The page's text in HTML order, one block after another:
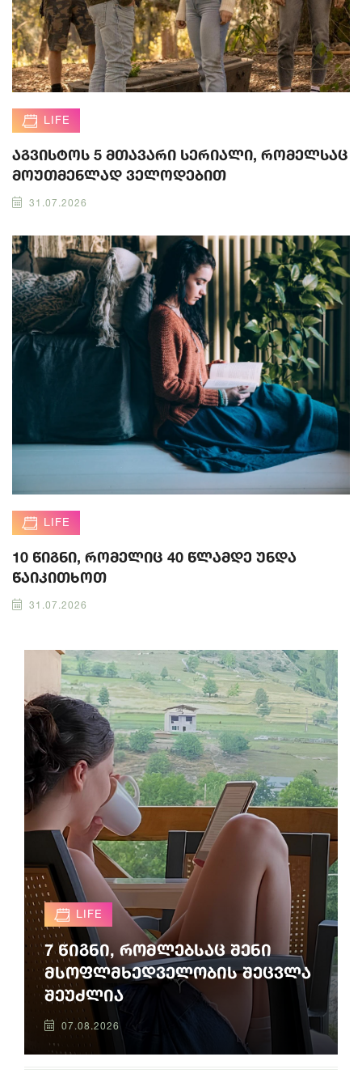
LIFE
აგვისტოს 5 მთავარი სერიალი, რომელსაც
მოუთმენლად ველოდებით
31.07.2026
LIFE
10 წიგნი, რომელიც 40 წლამდე უნდა
წაიკითხოთ
31.07.2026
LIFE
7 წიგნი, რომლებსაც შენი
მსოფლმხედველობის შეცვლა
შეუძლია
07.08.2026